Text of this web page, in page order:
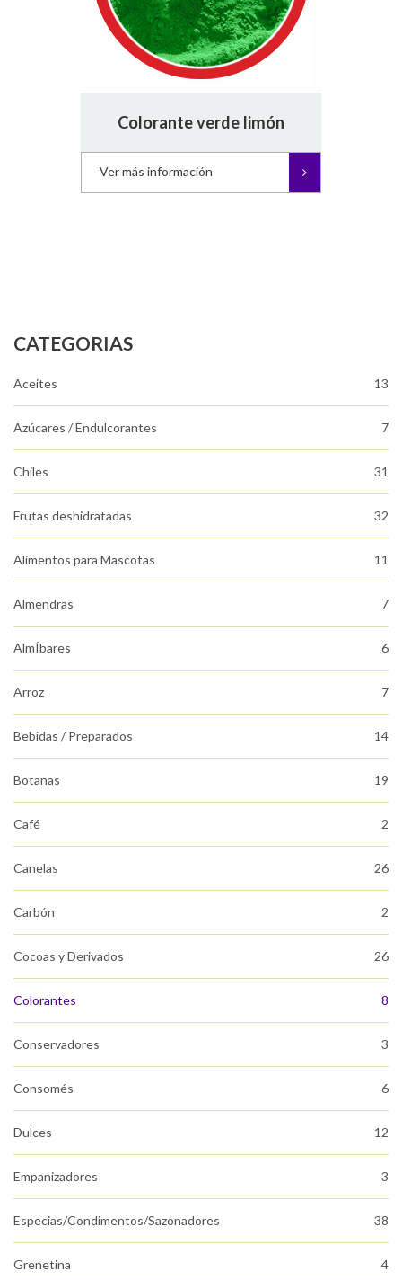
Colorante verde limón
Ver más información
CATEGORIAS
Aceites 13
Azúcares / Endulcorantes 7
Chiles 31
Frutas deshidratadas 32
Alimentos para Mascotas 11
Almendras 7
AlmÍbares 6
Arroz 7
Bebidas / Preparados 14
Botanas 19
Café 2
Canelas 26
Carbón 2
Cocoas y Derivados 26
Colorantes 8
Conservadores 3
Consomés 6
Dulces 12
Empanizadores 3
Especias/Condimentos/Sazonadores 38
Grenetina 4